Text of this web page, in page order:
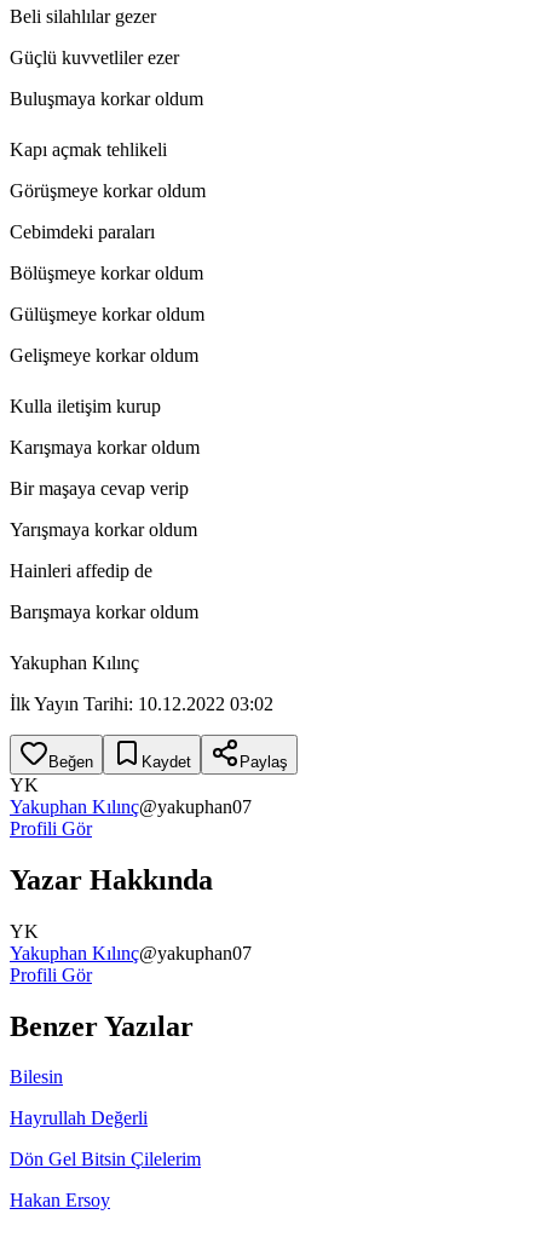
Beli silahlılar gezer
Güçlü kuvvetliler ezer
Buluşmaya korkar oldum
Kapı açmak tehlikeli
Görüşmeye korkar oldum
Cebimdeki paraları
Bölüşmeye korkar oldum
Gülüşmeye korkar oldum
Gelişmeye korkar oldum
Kulla iletişim kurup
Karışmaya korkar oldum
Bir maşaya cevap verip
Yarışmaya korkar oldum
Hainleri affedip de
Barışmaya korkar oldum
Yakuphan Kılınç
İlk Yayın Tarihi: 10.12.2022 03:02
Beğen Kaydet Paylaş
YK
Yakuphan Kılınç@yakuphan07
Profili Gör
Yazar Hakkında
YK
Yakuphan Kılınç@yakuphan07
Profili Gör
Benzer Yazılar
Bilesin
Hayrullah Değerli
Dön Gel Bitsin Çilelerim
Hakan Ersoy